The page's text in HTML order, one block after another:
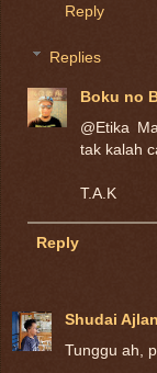
Reply
Replies
Boku no
@Etika
tak kalah
T.A.K
Reply
Shudai
Tunggu ah,